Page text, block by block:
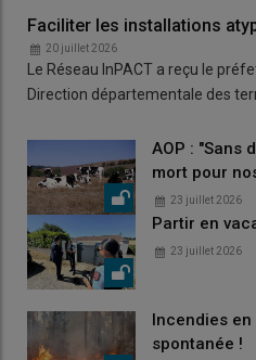
Faciliter les installations
20 juillet 2026
Le Réseau InPACT a reçu le
Direction départementale des
AOP : "Sans
mort pour
23 juillet 2026
Partir en
23 juillet 2026
Incendies
spontanée !